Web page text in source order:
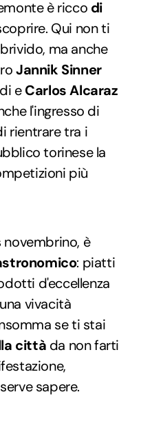
è ricco di
Qui non ti
ma anche
Jannik Sinner
eCarlos Alcaraz
l'ingresso di
rientrare tra i
torinese la
più
novembrino, è
: piatti
d'eccellenza
vivacità
se ti stai
città da non farti
sapere.